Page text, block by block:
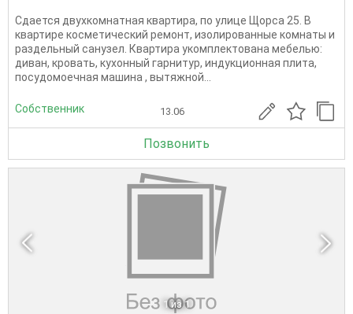
Сдается двухкомнатная квартира, по улице Щорса 25. В
квартире косметический ремонт, изолированные комнаты и
раздельный санузел. Квартира укомплектована мебелью:
диван, кровать, кухонный гарнитур, индукционная плита,
посудомоечная машина , вытяжной...
Собственник 13.06
Позвонить
1 из 1